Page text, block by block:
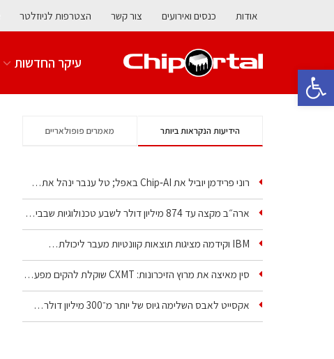
פתח סרגל נגישות
אודות כנסים ואירועים צור קשר הצטרפות לניוזלטר
עיקר החדשות
הידיעות הנקראות ביותר מאמרים פופולאריים
רוני פרידמן יוביל את Chip‑AI באפל; טל ענבר ינהל את…
ארה״ב מקצה עד 874 מיליון דולר לשבע טכנולוגיות שבבים…
IBM וקידמה מציגות תוצאות קוונטיות מעבר ליכולת…
סין מאיצה את מרוץ הזיכרונות: CXMT שוקלת להקים מפעל…
אקסייט לאבס השלימה גיוס של יותר מ־300 מיליון דולר…